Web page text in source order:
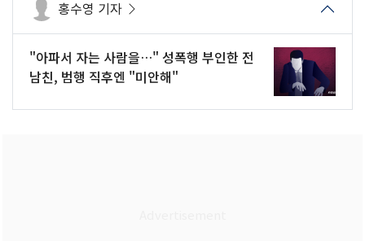
홍수영 기자
"아파서 자는 사람을…" 성폭행 부인한 전
남친, 범행 직후엔 "미안해"